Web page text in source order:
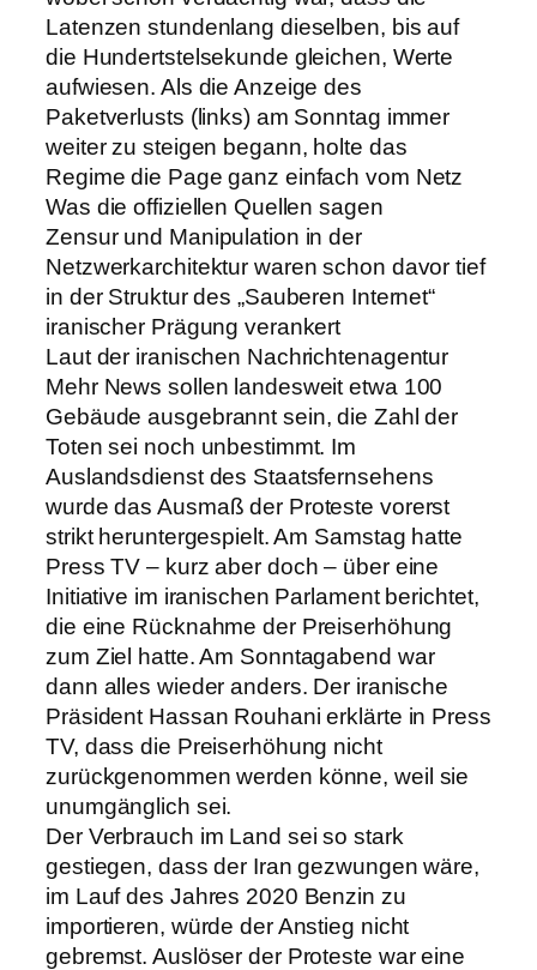
Latenzen stundenlang dieselben, bis auf
die Hundertstelsekunde gleichen, Werte
aufwiesen. Als die Anzeige des
Paketverlusts (links) am Sonntag immer
weiter zu steigen begann, holte das
Regime die Page ganz einfach vom Netz
Was die offiziellen Quellen sagen
Zensur und Manipulation in der
Netzwerkarchitektur waren schon davor tief
in der Struktur des „Sauberen Internet“
iranischer Prägung verankert
Laut der iranischen Nachrichtenagentur
Mehr News sollen landesweit etwa 100
Gebäude ausgebrannt sein, die Zahl der
Toten sei noch unbestimmt. Im
Auslandsdienst des Staatsfernsehens
wurde das Ausmaß der Proteste vorerst
strikt heruntergespielt. Am Samstag hatte
Press TV – kurz aber doch – über eine
Initiative im iranischen Parlament berichtet,
die eine Rücknahme der Preiserhöhung
zum Ziel hatte. Am Sonntagabend war
dann alles wieder anders. Der iranische
Präsident Hassan Rouhani erklärte in Press
TV, dass die Preiserhöhung nicht
zurückgenommen werden könne, weil sie
unumgänglich sei.
Der Verbrauch im Land sei so stark
gestiegen, dass der Iran gezwungen wäre,
im Lauf des Jahres 2020 Benzin zu
importieren, würde der Anstieg nicht
gebremst. Auslöser der Proteste war eine